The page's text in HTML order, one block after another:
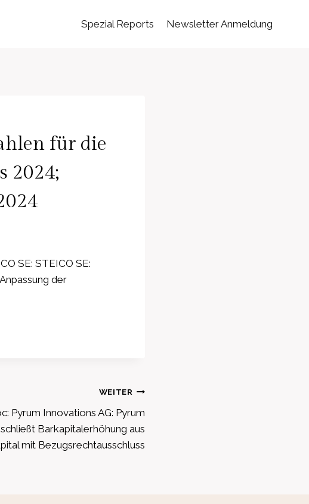
Spezial Reports Newsletter Anmeldung
für die
2024;
SE: STEICO SE:
der
WEITER
Pyrum Innovations AG: Pyrum
Barkapitalerhöhung aus
mit Bezugsrechtausschluss